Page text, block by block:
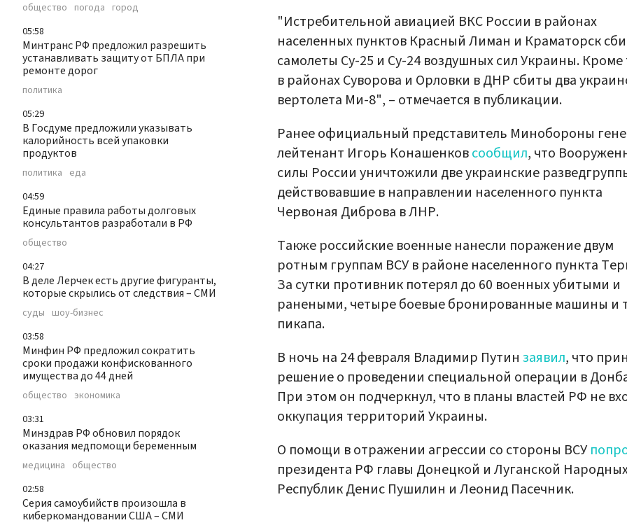
общество погода город
05:58
Минтранс РФ предложил разрешить
устанавливать защиту от БПЛА при
ремонте дорог
политика
05:29
В Госдуме предложили указывать
калорийность всей упаковки
продуктов
политика еда
04:59
Единые правила работы долговых
консультантов разработали в РФ
общество
04:27
В деле Лерчек есть другие фигуранты,
которые скрылись от следствия – СМИ
суды шоу-бизнес
03:58
Минфин РФ предложил сократить
сроки продажи конфискованного
имущества до 44 дней
общество экономика
03:31
Минздрав РФ обновил порядок
оказания медпомощи беременным
медицина общество
02:58
Серия самоубийств произошла в
киберкомандовании США – СМИ
"Истребительной авиацией ВКС России в районах
населенных пунктов Красный Лиман и Краматорск
самолеты Су-25 и Су-24 воздушных сил Украины. Кроме
в районах Суворова и Орловки в ДНР сбиты два
вертолета Ми-8", – отмечается в публикации.
Ранее официальный представитель Минобороны
лейтенант Игорь Конашенковсообщил, что
силы России уничтожили две украинские
действовавшие в направлении населенного пункта
Червоная Диброва в ЛНР.
Также российские военные нанесли поражение двум
ротным группам ВСУ в районе населенного пункта
За сутки противник потерял до 60 военных убитыми и
ранеными, четыре боевые бронированные машины и
пикапа.
В ночь на 24 февраля Владимир Путин заявил, что
решение о проведении специальной операции в
При этом он подчеркнул, что в планы властей РФ не
оккупация территорий Украины.
О помощи в отражении агрессии со стороны ВСУ
президента РФ главы Донецкой и Луганской
Республик Денис Пушилин и Леонид Пасечник.